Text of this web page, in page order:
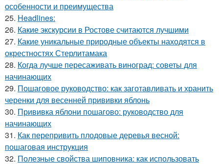
особенности и преимущества
25. Headlines:
26. Какие экскурсии в Ростове считаются лучшими
27. Какие уникальные природные объекты находятся в
окрестностях Стерлитамака
28. Когда лучше пересаживать виноград: советы для
начинающих
29. Пошаговое руководство: как заготавливать и хранить
черенки для весенней прививки яблонь
30. Прививка яблони пошагово: руководство для
начинающих
31. Как перепривить плодовые деревья весной:
пошаговая инструкция
32. Полезные свойства шиповника: как использовать